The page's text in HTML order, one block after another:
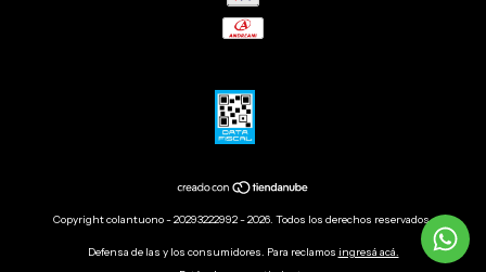
Copyright colantuono - 20293222992 - 2026. Todos los derechos reservados.
Defensa de las y los consumidores. Para reclamos ingresá acá.